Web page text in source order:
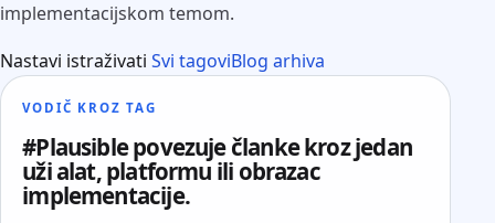
implementacijskom temom.
Nastavi istraživati Svi tagoviBlog arhiva
VODIČ KROZ TAG
#Plausible povezuje članke kroz jedan
uži alat, platformu ili obrazac
implementacije.